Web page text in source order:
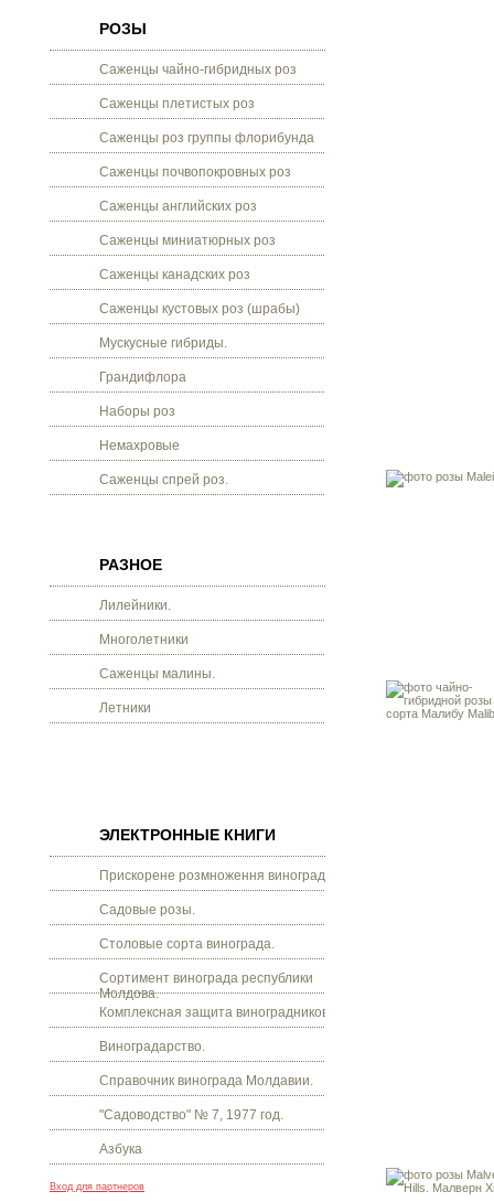
РОЗЫ
Саженцы чайно-гибридных роз
Саженцы плетистых роз
Саженцы роз группы флорибунда
Саженцы почвопокровных роз
Саженцы английских роз
Саженцы миниатюрных роз
Саженцы канадских роз
Саженцы кустовых роз (шрабы)
Мускусные гибриды.
Грандифлора
Наборы роз
Немахровые
Саженцы спрей роз.
РАЗНОЕ
Лилейники.
Многолетники
Саженцы малины.
Летники
ЭЛЕКТРОННЫЕ КНИГИ
Прискорене розмноження винограду.
Садовые розы.
Столовые сорта винограда.
Сортимент винограда республики
Молдова.
Комплексная защита виноградников.
Виноградарство.
Справочник винограда Молдавии.
"Садоводство" № 7, 1977 год.
Азбука
Вход для партнеров